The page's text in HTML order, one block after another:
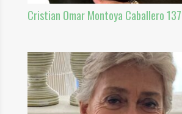
Cristian Omar Montoya Caballero